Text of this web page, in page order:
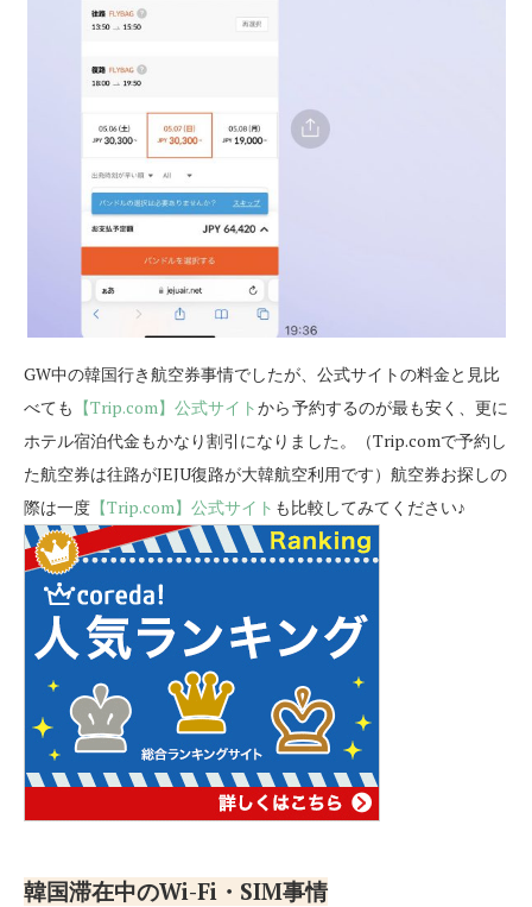
GW中の韓国行き航空券事情でしたが、公式サイトの料金と見比
べても 【Trip.com】公式サイトから予約するのが最も安く、更に
ホテル宿泊代金もかなり割引になりました。（Trip.comで予約し
た航空券は往路がJEJU復路が大韓航空利用です）航空券お探しの
際は一度 【Trip.com】公式サイト も比較してみてください♪
韓国滞在中のWi-Fi・SIM事情